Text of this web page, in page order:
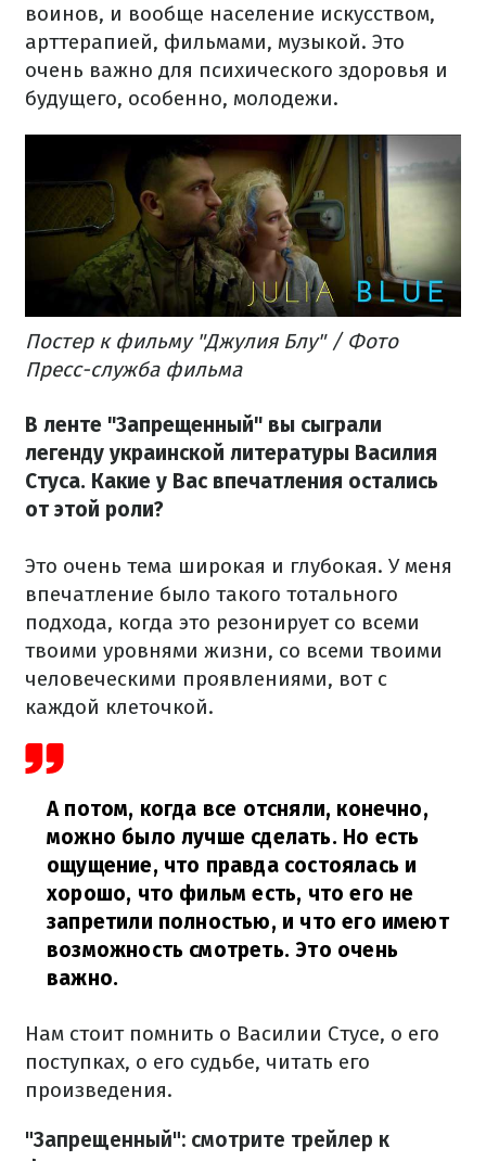
воинов, и вообще население искусством,
арттерапией, фильмами, музыкой. Это
очень важно для психического здоровья и
будущего, особенно, молодежи.
Постер к фильму "Джулия Блу" / Фото
Пресс-служба фильма
В ленте "Запрещенный" вы сыграли
легенду украинской литературы Василия
Стуса. Какие у Вас впечатления остались
от этой роли?
Это очень тема широкая и глубокая. У меня
впечатление было такого тотального
подхода, когда это резонирует со всеми
твоими уровнями жизни, со всеми твоими
человеческими проявлениями, вот с
каждой клеточкой.
А потом, когда все отсняли, конечно,
можно было лучше сделать. Но есть
ощущение, что правда состоялась и
хорошо, что фильм есть, что его не
запретили полностью, и что его имеют
возможность смотреть. Это очень
важно.
Нам стоит помнить о Василии Стусе, о его
поступках, о его судьбе, читать его
произведения.
"Запрещенный": смотрите трейлер к